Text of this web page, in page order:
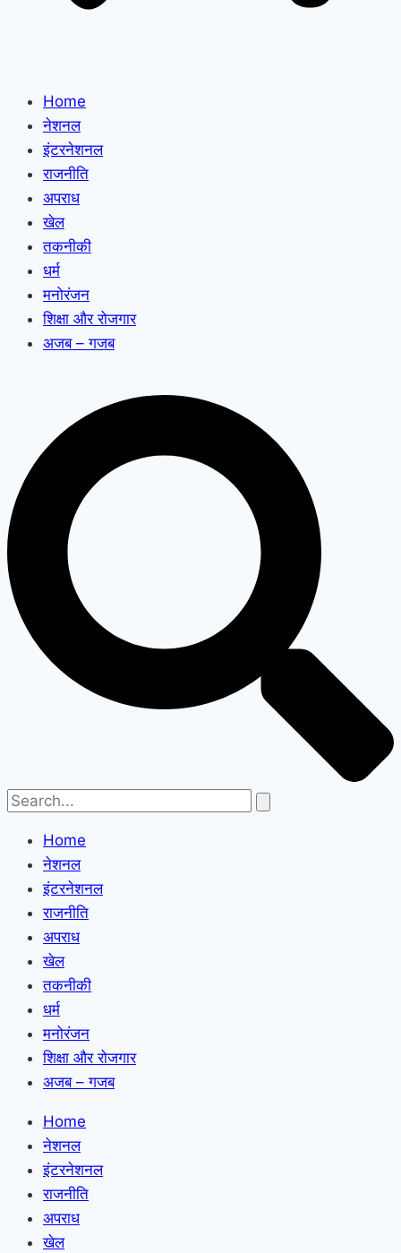
Home
नेशनल
इंटरनेशनल
राजनीति
अपराध
खेल
तकनीकी
धर्म
मनोरंजन
शिक्षा और रोजगार
अजब – गजब
Home
नेशनल
इंटरनेशनल
राजनीति
अपराध
खेल
तकनीकी
धर्म
मनोरंजन
शिक्षा और रोजगार
अजब – गजब
Home
नेशनल
इंटरनेशनल
राजनीति
अपराध
खेल